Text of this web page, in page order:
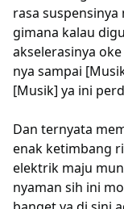
rasa
gimana kalau
akselerasinya
nya sampai
[Musik] ya ini
Dan ternyata
enak ketimbang
elektrik maju
nyaman sih ini